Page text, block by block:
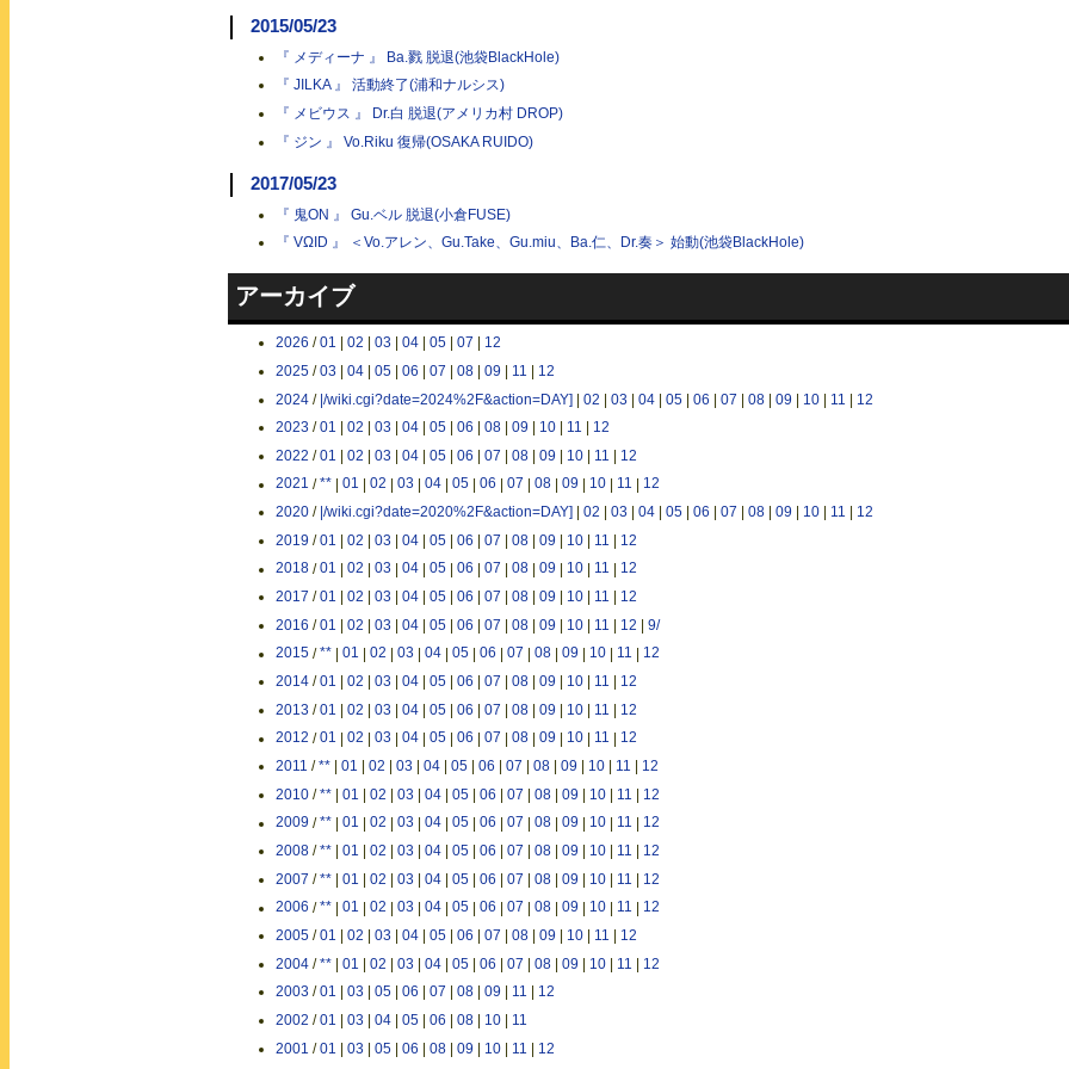
2015/05/23
『 メディーナ 』 Ba.戮 脱退(池袋BlackHole)
『 JILKA 』 活動終了(浦和ナルシス)
『 メビウス 』 Dr.白 脱退(アメリカ村 DROP)
『 ジン 』 Vo.Riku 復帰(OSAKA RUIDO)
2017/05/23
『 鬼ON 』 Gu.ベル 脱退(小倉FUSE)
『 VΩID 』 ＜Vo.アレン、Gu.Take、Gu.miu、Ba.仁、Dr.奏＞ 始動(池袋BlackHole)
アーカイブ
2026 /01 02 03 04 05 07
12
2025 /03 04 05 06 07 08 09 11
12
2024 / |/wiki.cgi?date=2024%2F&action=DAY] | 02 | 03 | 04 | 05 | 06 | 07 | 08 | 09 | 10 | 11 | 12
2023 /01 02 03 04 05 06 08 09 10 11
12
2022 /01 02 03 04 05 06 07 08 09 10 11
12
2021 /** | 01 | 02 | 03 | 04 | 05 | 06 | 07 | 08 | 09 | 10 | 11 | 12
2020 / |/wiki.cgi?date=2020%2F&action=DAY] 02 03 04 05 06 07 08 09 10 11
12
2019 /01 02 03 04 05 06 07 08 09 10 11
12
2018 /01 | 02 | 03 | 04 | 05 | 06 | 07 | 08 | 09 | 10 | 11 | 12
2017 /01 02 03 04 05 06 07 08 09 10 11
12
2016 /01 02 03 04 05 06 07 08 09 10 11 12
9/
2015 /** | 01 | 02 | 03 | 04 | 05 | 06 | 07 | 08 | 09 | 10 | 11 | 12
2014 /01 02 03 04 05 06 07 08 09 10 11
12
2013 /01 02 03 04 05 06 07 08 09 10 11
12
2012 /01 | 02 | 03 | 04 | 05 | 06 | 07 | 08 | 09 | 10 | 11 | 12
2011 /** 01 02 03 04 05 06 07 08 09 10 11
12
2010 /** | 01 | 02 | 03 | 04 | 05 | 06 | 07 | 08 | 09 | 10 | 11 | 12
2009 /** | 01 | 02 | 03 | 04 | 05 | 06 | 07 | 08 | 09 | 10 | 11 | 12
2008 /** 01 02 03 04 05 06 07 08 09 10 11
12
2007 /** | 01 | 02 | 03 | 04 | 05 | 06 | 07 | 08 | 09 | 10 | 11 | 12
2006 /** | 01 | 02 | 03 | 04 | 05 | 06 | 07 | 08 | 09 | 10 | 11 | 12
2005 /01 02 03 04 05 06 07 08 09 10 11
12
2004 /** | 01 | 02 | 03 | 04 | 05 | 06 | 07 | 08 | 09 | 10 | 11 | 12
2003 /01 03 05 06 07 08 09 11
12
2002 /01 03 04 05 06 08 10
11
2001 /01 | 03 | 05 | 06 | 08 | 09 | 10 | 11 | 12